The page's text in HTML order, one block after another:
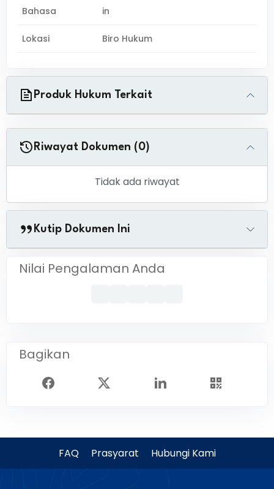
Bahasa in
Lokasi Biro Hukum
Produk Hukum Terkait
Riwayat Dokumen (0)
Tidak ada riwayat
Kutip Dokumen Ini
Nilai Pengalaman Anda
Bagikan
FAQ Prasyarat Hubungi Kami